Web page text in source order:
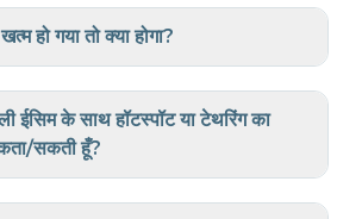
हो गया तो क्या होगा?
ईसिम के साथ हॉटस्पॉट या टेथरिंग का
सकती हूँ?